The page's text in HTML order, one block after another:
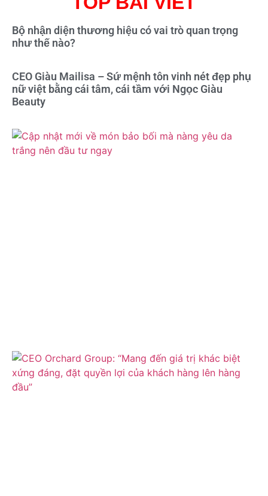
Bộ nhận diện thương hiệu có vai trò quan trọng
như thế nào?
CEO Giàu Mailisa – Sứ mệnh tôn vinh nét đẹp phụ
nữ việt bằng cái tâm, cái tầm với Ngọc Giàu
Beauty